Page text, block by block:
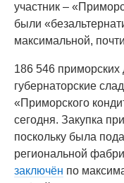
участник –
были
максимальной,
186 546 приморских
губернаторские
«Приморского
сегодня. Закупка
поскольку была
региональной
заключён по